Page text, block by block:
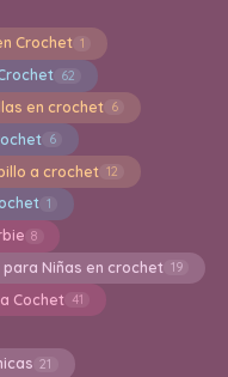
Crochet 1
62
en crochet 6
6
a crochet 12
1
8
Niñas en crochet 19
Cochet 41
21